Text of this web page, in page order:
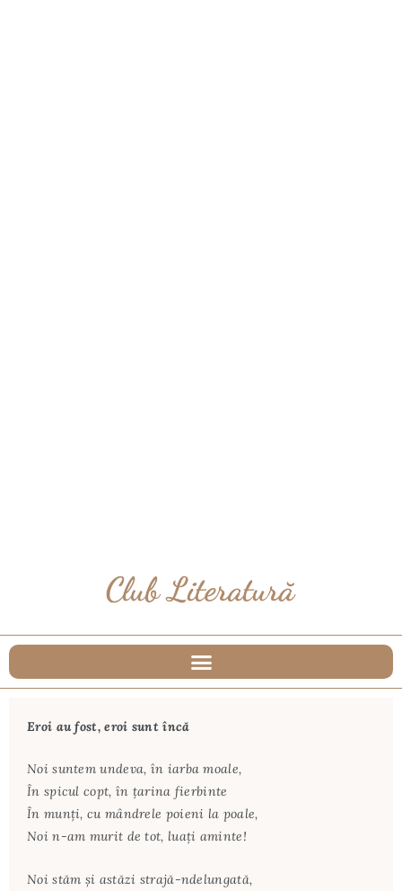
Eroi au fost, eroi sunt încă
Noi suntem undeva, în iarba moale,
În spicul copt, în țarina fierbinte
În munți, cu mândrele poieni la poale,
Noi n-am murit de tot, luați aminte!
Noi stăm și astăzi strajă-ndelungată,